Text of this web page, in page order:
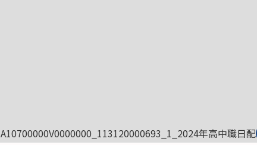
A10700000V0000000_113120000693_1_2024年高中職日配